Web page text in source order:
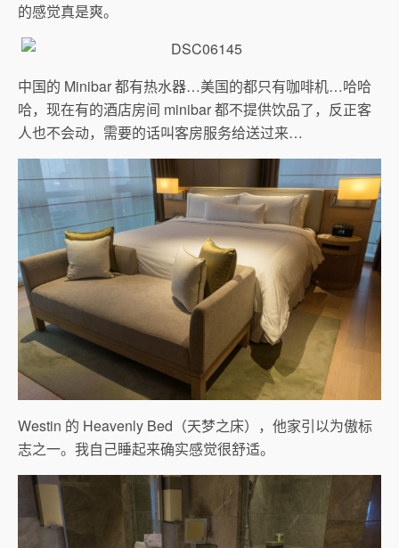
的感觉真是爽。
中国的 Minibar 都有热水器…美国的都只有咖啡机…哈哈
哈，现在有的酒店房间 minibar 都不提供饮品了，反正客
人也不会动，需要的话叫客房服务给送过来…
Westin 的 Heavenly Bed（天梦之床），他家引以为傲标
志之一。我自己睡起来确实感觉很舒适。